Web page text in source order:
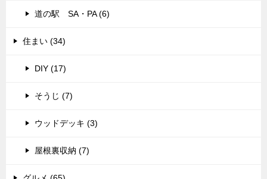
道の駅 SA・PA (6)
住まい (34)
DIY (17)
そうじ (7)
ウッドデッキ (3)
屋根裏収納 (7)